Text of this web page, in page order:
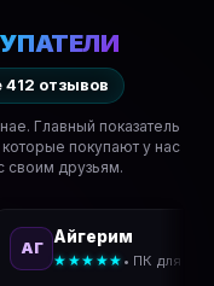
412 отзывов
Главный показатель
покупают у нас
своим друзьям.
АГ
Айгерим
★★★★★ • ПК для